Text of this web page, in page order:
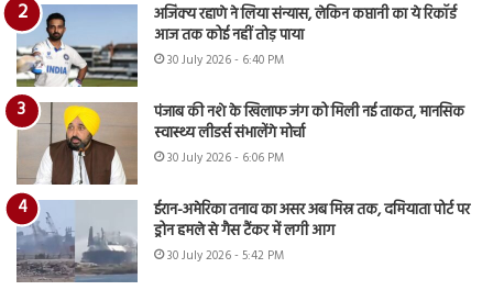
अजिंक्य रहाणे ने लिया संन्यास, लेकिन कप्तानी का ये रिकॉर्ड
आज तक कोई नहीं तोड़ पाया
30 July 2026 - 6:40 PM
पंजाब की नशे के खिलाफ जंग को मिली नई ताकत, मानसिक
स्वास्थ्य लीडर्स संभालेंगे मोर्चा
30 July 2026 - 6:06 PM
ईरान-अमेरिका तनाव का असर अब मिस्र तक, दमियाता पोर्ट पर
ड्रोन हमले से गैस टैंकर में लगी आग
30 July 2026 - 5:42 PM